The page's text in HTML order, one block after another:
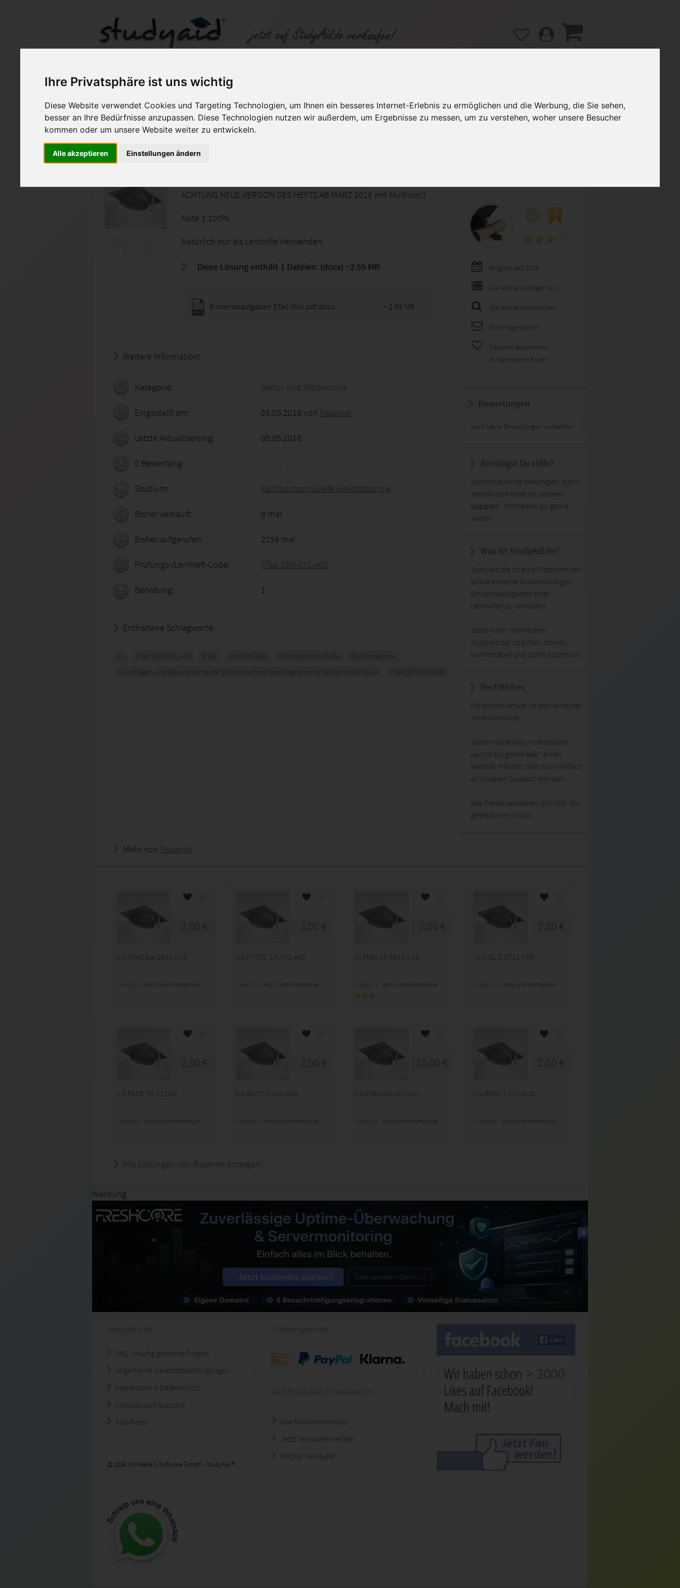
Ihre Privatsphäre ist uns wichtig
Diese Website verwendet Cookies und Targeting Technologien, um Ihnen ein besseres Internet-Erlebnis zu ermöglichen und die Werbung, die Sie sehen,
besser an Ihre Bedürfnisse anzupassen. Diese Technologien nutzen wir außerdem, um Ergebnisse zu messen, um zu verstehen, woher unsere Besucher
kommen oder um unsere Website weiter zu entwickeln.
Alle akzeptieren Einstellungen ändern
ILS ETec 3BN-XX1-A08
Auf StudyAid.de verkaufen Kategorien Studiengänge / Lehrgänge Hilfe / FAQ
ACHTUNG NEUE VERSION DES HEFTS AB MÄRZ 2018 mit Multisim!!
Note 1 100%
Natürlich nur als Lernhilfe Verwenden.
Diese Lösung enthält 1 Dateien: (docx) ~2.59 MB
Einsendeaufgaben ETec 3bN.pdf.docx ~ 2.59 MB
Weitere Information:
Kategorie: Abitur und Hochschule
Eingestellt am: 05.05.2018 von Rasaniel
Letzte Aktualisierung: 05.05.2018
0 Bewertung
Studium: Fachhochschulreife Elektrotechnik
Bisher verkauft: 6 mal
Bisher aufgerufen: 2295 mal
Prüfungs-/Lernheft-Code: ETec 3BN-XX1-A08
Benotung: 1
Enthaltene Schlagworte:
Ils ETec 3BN-XX1-A08 ETec 3bN-XX1-A08 Fachhochschulreife
Elektrotechnik
Grundlagen und Bauelemente der Elektrotechnik Das Magnetische Feld und die Spule
ETec 3BN-XX1-A08
Mitglied seit 2016
Alle Artikel anzeigen (42)
Alle Artikel durchsuchen
Eine Frage stellen
Rasaniel abonnieren
Es folgen bereits 5 User!
Bewertungen
noch keine Bewertungen vorhanden
Benötigst Du Hilfe?
Solltest du Hilfe benötigen, dann
wende dich bitte an unseren
Support . Wir helfen dir gerne
weiter!
Was ist StudyAid.de?
StudyAid.de ist eine Plattform um
selbst erstellte Musterlösungen,
Einsendeaufgaben oder
Lernhilfen zu verkaufen.
Jeder kann mitmachen.
StudyAid.de ist sicher, schnell,
komfortabel und 100% kostenlos.
Rechtliches
Für diesen Artikel ist der Verkäufer
verantwortlich.
Sollte mal etwas nicht passen,
kannst Du gerne hier einen
Verstoß melden oder Dich einfach
an unseren Support wenden.
Alle Preise verstehen sich inkl. der
gesetzlichen MwSt.
Mehr von Rasaniel
2,00 €
ILS CheS 6a/0811 K10
Abitur und Hochschule
2,00 €
ILS PVTEC 1A-XX1-A02
Abitur und Hochschule
2,00 €
Ils Mats 19 0815 K15
Abitur und Hochschule
2,00 €
Ils GrEL 1 0711 K09
Abitur und Hochschule
2,00 €
ILS EXCE 3R 1210N
Abitur und Hochschule
2,00 €
ILS BWLT 2-XX1-A06
Abitur und Hochschule
10,00 €
ILS ETec 4N-XX1-A12
Abitur und Hochschule
2,00 €
ILS BEWI 7 XX1-A20
Abitur und Hochschule
Alle Lösungen von Rasaniel anzeigen!
Werbung
FAQ - Häufig gestellte Fragen
Allgemeine Geschäftsbedingungen
Impressum & Datenschutz
Kontakt zum Support
RSS-Feed
© 2026 1M Media & Software GmbH - StudyAid ®
Wie funktioniert das?
Jetzt Verkäufer werden
FAQ für Verkäufer
> 2000